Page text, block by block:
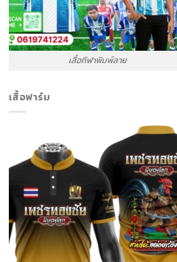
เสื้อกีฬาพิมพ์ลาย
เสื้อฟาร์ม